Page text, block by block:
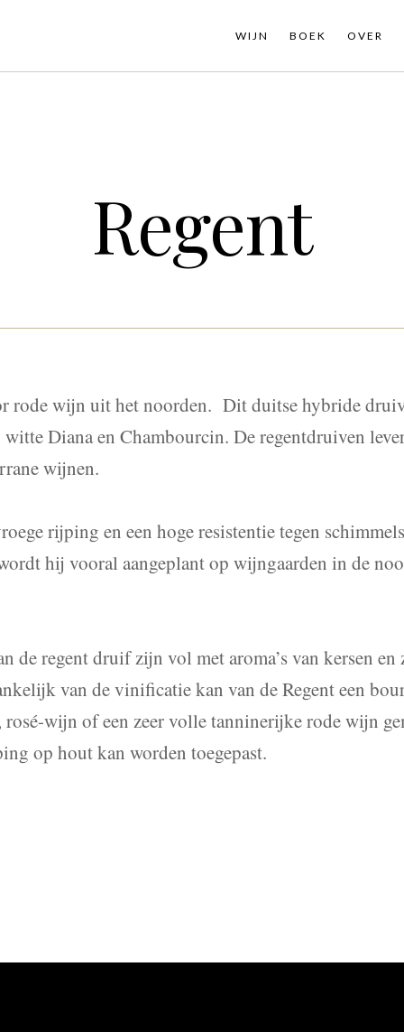
WIJN BOEK OVER
Regent
rode wijn uit het noorden. Dit duitse hybride
Diana en Chambourcin. De regentdruiven
wijnen.
rijping en een hoge resistentie tegen
hij vooral aangeplant op wijngaarden in de
de regent druif zijn vol met aroma’s van kersen en
van de vinificatie kan van de Regent een
wijn of een zeer volle tanninerijke rode wijn
op hout kan worden toegepast.